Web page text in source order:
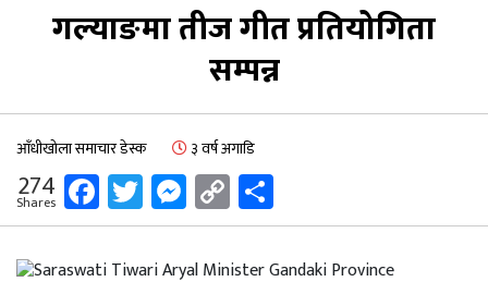
गल्याङमा तीज गीत प्रतियोगिता
सम्पन्न
आँधीखोला समाचार डेस्क ३ वर्ष अगाडि
274
Shares Facebook
Twitter
Messenger
Copy
Link